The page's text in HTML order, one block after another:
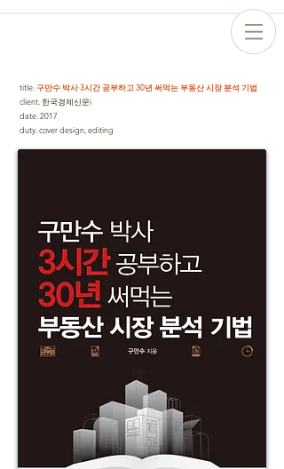
title 구만수 박사 3시간 공부하고 30년 써먹는 부동산 시장 분석 기법
client 한국경제신문i
date 2017
duty cover design, editing